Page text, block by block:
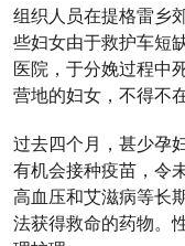
组织人员在提格雷乡
些妇女由于救护车短
医院，于分娩过程中
营地的妇女，不得不
过去四个月，甚少孕
有机会接种疫苗，令
高血压和艾滋病等长
法获得救命的药物。